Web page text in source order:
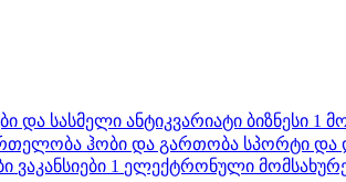
და სასმელი ანტიკვარიატი ბიზნესი 1
ჰობი და გართობა სპორტი და
ვაკანსიები 1 ელექტრონული